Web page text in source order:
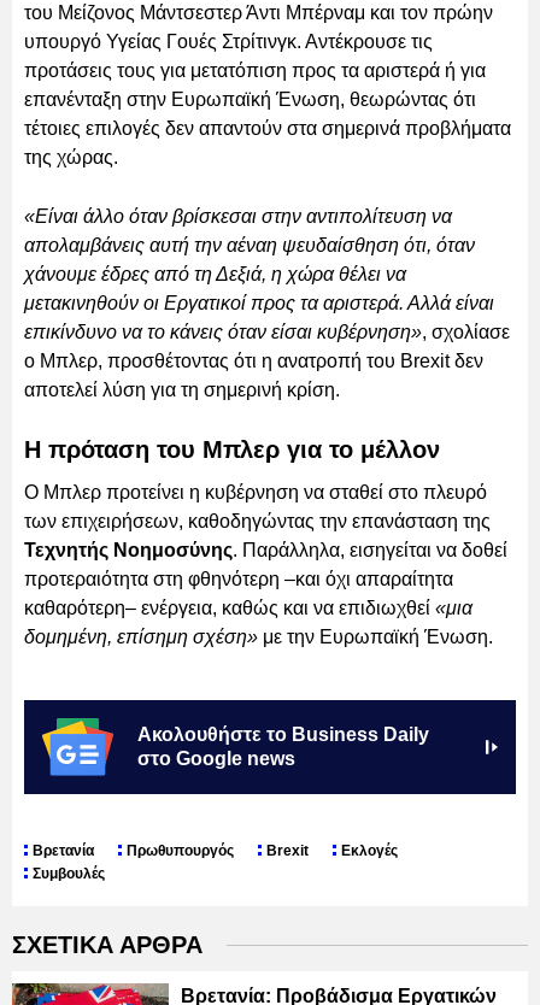
του Μείζονος Μάντσεστερ Άντι Μπέρναμ και τον πρώην
υπουργό Υγείας Γουές Στρίτινγκ. Αντέκρουσε τις
προτάσεις τους για μετατόπιση προς τα αριστερά ή για
επανένταξη στην Ευρωπαϊκή Ένωση, θεωρώντας ότι
τέτοιες επιλογές δεν απαντούν στα σημερινά προβλήματα
της χώρας.
«Είναι άλλο όταν βρίσκεσαι στην αντιπολίτευση να
απολαμβάνεις αυτή την αέναη ψευδαίσθηση ότι, όταν
χάνουμε έδρες από τη Δεξιά, η χώρα θέλει να
μετακινηθούν οι Εργατικοί προς τα αριστερά. Αλλά είναι
επικίνδυνο να το κάνεις όταν είσαι κυβέρνηση», σχολίασε
ο Μπλερ, προσθέτοντας ότι η ανατροπή του Brexit δεν
αποτελεί λύση για τη σημερινή κρίση.
Η πρόταση του Μπλερ για το μέλλον
Ο Μπλερ προτείνει η κυβέρνηση να σταθεί στο πλευρό
των επιχειρήσεων, καθοδηγώντας την επανάσταση της
Τεχνητής Νοημοσύνης. Παράλληλα, εισηγείται να δοθεί
προτεραιότητα στη φθηνότερη –και όχι απαραίτητα
καθαρότερη– ενέργεια, καθώς και να επιδιωχθεί «μια
δομημένη, επίσημη σχέση» με την Ευρωπαϊκή Ένωση.
Ακολουθήστε το Business Daily
στο Google news
Βρετανία Πρωθυπουργός Brexit
Εκλογές
Συμβουλές
ΣΧΕΤΙΚΑ ΑΡΘΡΑ
Βρετανία: Προβάδισμα Εργατικών